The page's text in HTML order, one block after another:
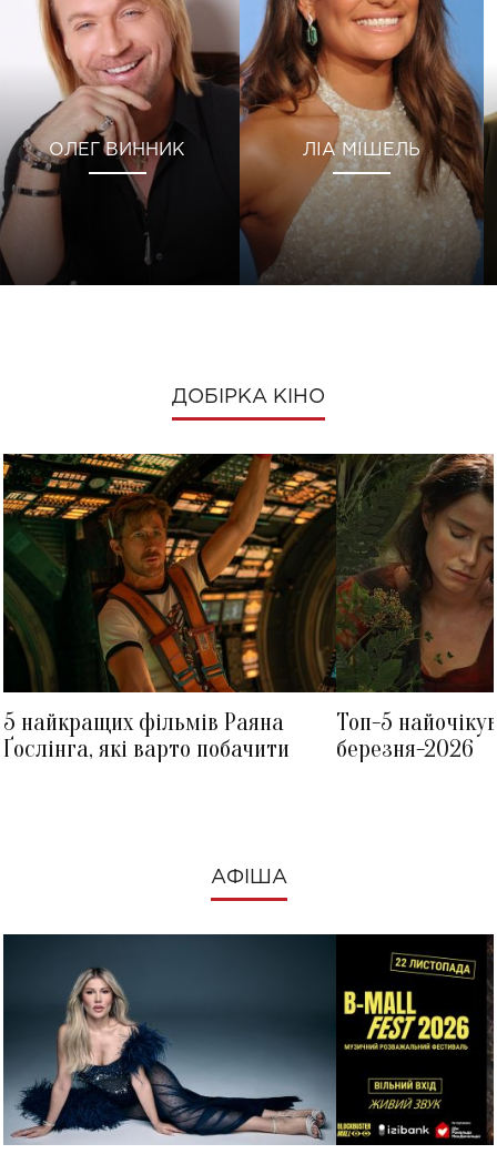
ОЛЕГ ВИННИК ЛІА МІШЕЛЬ
ДОБІРКА КІНО
5 найкращих фільмів Раяна
Ґослінга, які варто побачити
Топ-5
березня-2026
АФІША